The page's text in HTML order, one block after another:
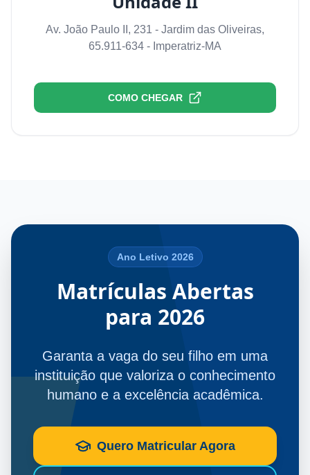
Av. João Paulo II, 231 - Jardim das Oliveiras,
65.911-634 - Imperatriz-MA
COMO CHEGAR
Ano Letivo 2026
Matrículas Abertas
para 2026
Garanta a vaga do seu filho em uma
instituição que valoriza o conhecimento
humano e a excelência acadêmica.
Quero Matricular Agora